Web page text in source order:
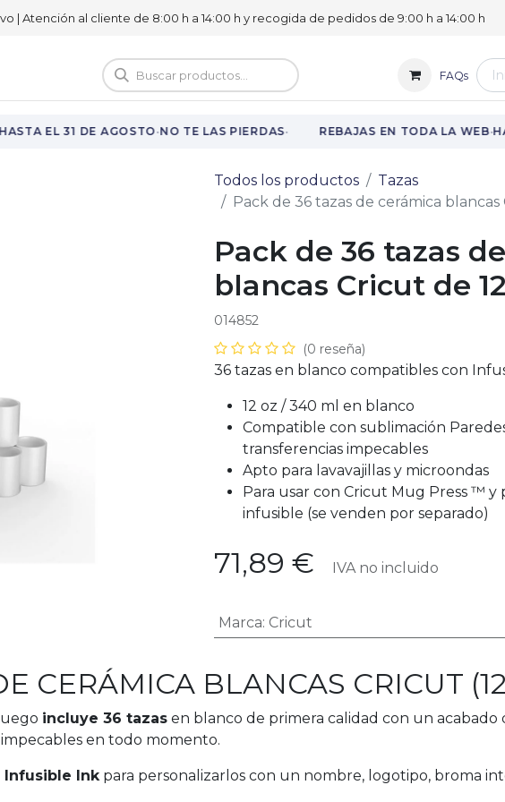
| Atención al cliente de 8:00 h a 14:00 h y recogida de pedidos de 9:00 h a 14:00 h
Vuelta al cole FAQs
EL 31 DE AGOSTO·NO TE LAS PIERDAS· REBAJAS EN TODA LA WEB·
Todos los productos
Tazas
Pack de 36 tazas de cerámica blancas
Pack de 36 tazas
blancas Cricut de
014852
(0 reseña)
36 tazas en blanco compatibles con
12 oz / 340 ml en blanco
Compatible con sublimación
transferencias impecables
Apto para lavavajillas y microondas
Para usar con Cricut Mug Press ™
infusible (se venden por separado)
71,89 € IVA no incluido
Marca: Cricut
CERÁMICA BLANCAS CRICUT
incluye 36 tazas en blanco de primera calidad con un acabado
en todo momento.
Infusible Inkpara personalizarlos con un nombre, logotipo, broma